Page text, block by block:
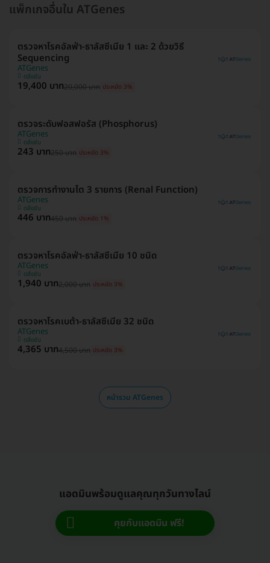
แพ็กเกจอื่นใน ATGenes
ตรวจหาโรคอัลฟ่า-ธาลัสซีเมีย 1 และ 2 ด้วยวิธี
Sequencing
ATGenes
ตลิ่งชัน
19,400 บาท20,000 บาท ประหยัด 3%
ตรวจระดับฟอสฟอรัส (Phosphorus)
ATGenes
ตลิ่งชัน
243 บาท250 บาท ประหยัด 3%
ตรวจการทำงานไต 3 รายการ (Renal Function)
ATGenes
ตลิ่งชัน
446 บาท450 บาท ประหยัด 1%
ตรวจหาโรคอัลฟ่า-ธาลัสซีเมีย 10 ชนิด
ATGenes
ตลิ่งชัน
1,940 บาท2,000 บาท ประหยัด 3%
ตรวจหาโรคเบต้า-ธาลัสซีเมีย 32 ชนิด
ATGenes
ตลิ่งชัน
4,365 บาท4,500 บาท ประหยัด 3%
หน้ารวม ATGenes
แอดมินพร้อมดูแลคุณทุกวันทางไลน์
คุยกับแอดมิน ฟรี!